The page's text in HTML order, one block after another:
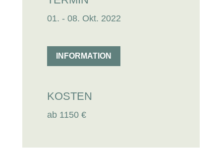
01. - 08. Okt. 2022
INFORMATION
KOSTEN
ab 1150 €